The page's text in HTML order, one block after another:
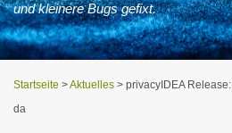
und kleinere Bugs gefixt.
Startseite >Aktuelles > privacyIDEA
da